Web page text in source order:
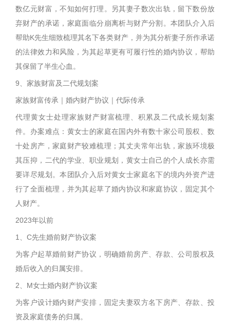
数亿元财富，不知如何打理。另其妻子数次出轨，留下数份放
弃财产的承诺，家庭面临分崩离析与财产分割。本团队介入后
帮助K先生细致梳理其名下各类财产，并为其分析妻子所作承诺
的法律效力和风险，为其起草更有可履行性的婚内协议，帮助
其保留了半生心血。
9、家族财富及二代规划案
家族财富传承｜婚内财产协议｜代际传承
代理黄女士处理家族财产财富梳理、积累及二代成长规划案
件。办案难点：黄女士的家庭在国内外有数十家公司股权、数
十处房产，家庭财产较难梳理；其丈夫常年出轨，家族环境极
其压抑，二代的学业、职业规划，黄女士自己的个人成长亦需
要详尽规划。本团队介入后对黄女士家庭名下的境内外资产进
行了全面梳理，并为其起草了婚内协议和家庭协议，固定其个
人财产。
2023年以前
1、C先生婚前财产协议案
为客户起草婚前财产协议，明确婚前房产、存款、公司股权及
婚后收入的归属安排。
2、M女士婚内财产协议案
为客户设计婚内财产安排，固定夫妻双方名下房产、存款、投
资及家庭债务的归属。